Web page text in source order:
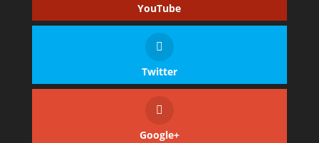
YouTube
Twitter
Google+